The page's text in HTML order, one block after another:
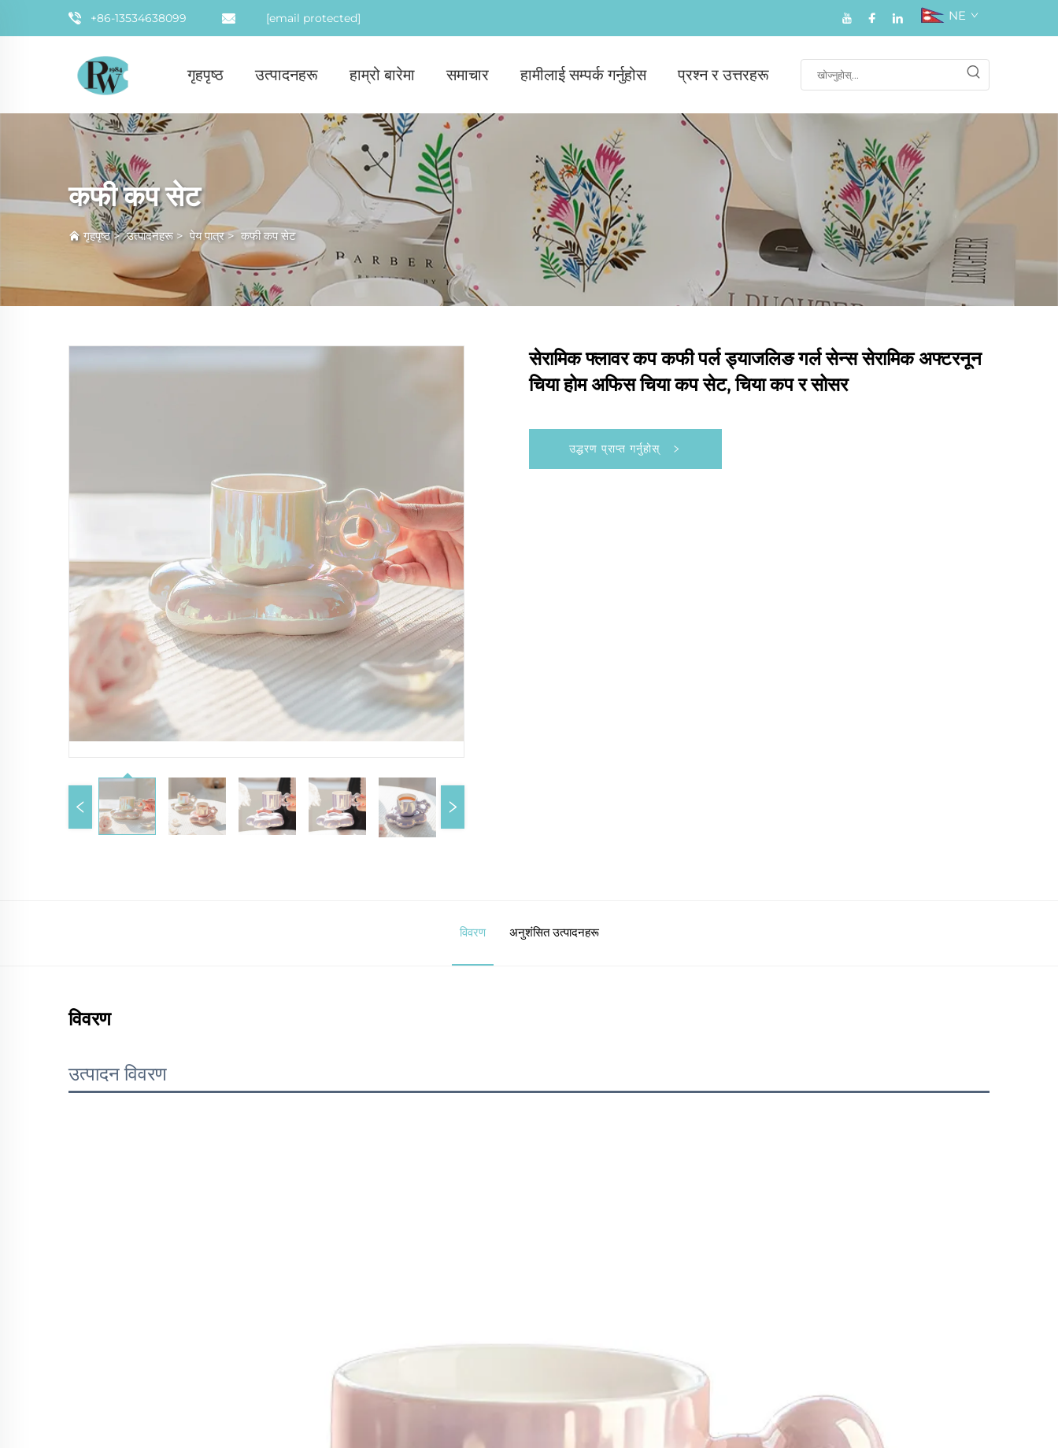
+86-13534638099 [email protected] NE
गृहपृष्ठ उत्पादनहरू हाम्रो बारेमा समाचार हामीलाई सम्पर्क गर्नुहोस प्रश्न र उत्तरहरू
कफी कप सेट
गृहपृष्ठ>उत्पादनहरू> पेय पात्र> कफी कप सेट
सेरामिक फ्लावर कप कफी पर्ल ड्याजलिङ गर्ल सेन्स सेरामिक अफ्टरनून
चिया होम अफिस चिया कप सेट, चिया कप र सोसर
उद्धरण प्राप्त गर्नुहोस्
विवरण अनुशंसित उत्पादनहरू
विवरण
उत्पादन विवरण